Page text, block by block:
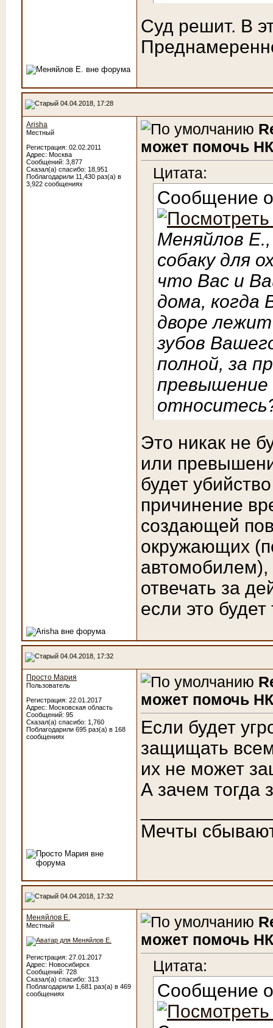
Суд решит. В
04.04.2018, 17:28
Arisha
Местный
Регистрация: 02.02.2011
Адрес: Москва
Сообщений: 3,877
Сказал(а) спасибо: 18,951
Поблагодарили 11,430 раз(а) в
3,922 сообщениях
может помочь
Цитата:
Сообщение
Меняйлов
собаку для
что Вас и
дома, когда
дворе
зубов
полной, за
превышение
Это никак не
или
будет
причинение
создающей
окружающих
автомобилем),
отвечать за
если это
04.04.2018, 17:32
Просто Мария
Пользователь
Регистрация: 22.01.2017
Адрес: Московская область
Сообщений: 95
Сказал(а) спасибо: 1,760
Поблагодарили 695 раз(а) в 168
сообщениях
может помочь
Если будет
защищать
их не может
А зачем тогда
Мечты
04.04.2018, 17:32
Меняйлов Е.
Местный
Регистрация: 27.01.2017
Адрес: Новосибирск
Сообщений: 728
Сказал(а) спасибо: 313
Поблагодарили 1,681 раз(а) в 469
сообщениях
может помочь
Цитата:
Сообщение